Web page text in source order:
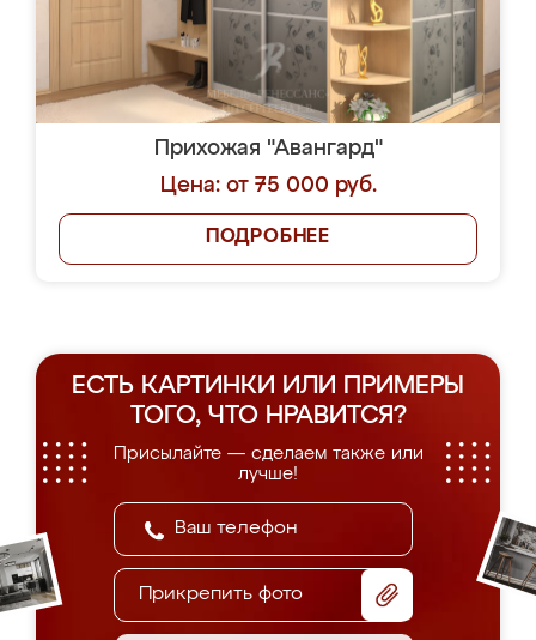
Прихожая "Авангард"
Цена: от 75 000 руб.
ПОДРОБНЕЕ
ЕСТЬ КАРТИНКИ ИЛИ ПРИМЕРЫ
ТОГО, ЧТО НРАВИТСЯ?
Присылайте — сделаем также или
лучше!
Прикрепить фото